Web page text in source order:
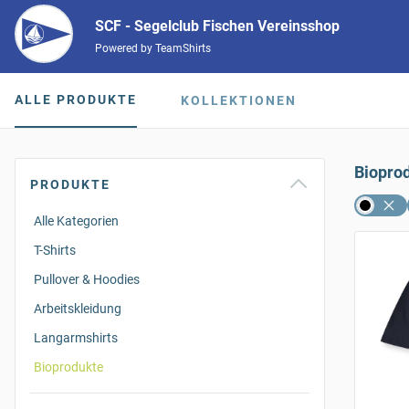
SCF - Segelclub Fischen Vereinsshop
Powered by TeamShirts
ALLE PRODUKTE KOLLEKTIONEN
PRODUKTE
Alle Kategorien
T-Shirts
Pullover & Hoodies
Arbeitskleidung
Langarmshirts
Bioprodukte